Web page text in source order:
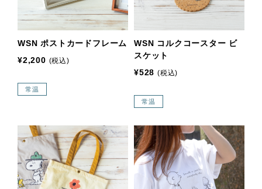
WSN ポストカードフレーム
¥2,200 (税込)
常温
WSN コルクコースター ビ
スケット
¥528 (税込)
常温